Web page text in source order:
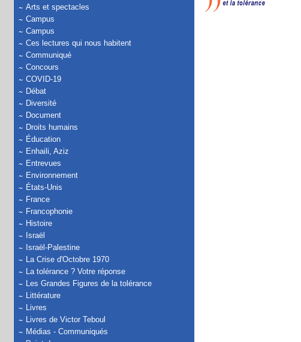
Arts et spectacles
Campus
Campus
Ces lectures qui nous habitent
Communiqué
Concours
COVID-19
Débat
Diversité
Document
Droits humains
Éducation
Enhaili, Aziz
Entrevues
Environnement
États-Unis
France
Francophonie
Histoire
Israël
Israël-Palestine
La Crise d'Octobre 1970
La tolérance ? Votre réponse
Les Grandes Figures de la tolérance
Littérature
Livres
Livres de Victor Teboul
Médias - Communiqués